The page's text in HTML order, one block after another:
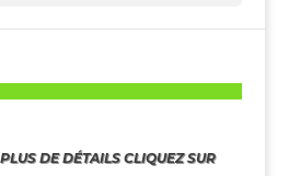
DE DÉTAILS CLIQUEZ SUR